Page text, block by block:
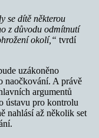
se dítě některou
z důvodu odmítnutí
okolí,“ tvrdí
uzákoněno
naočkování. A právě
argumentů
ústavu pro kontrolu
nahlásí až několik set